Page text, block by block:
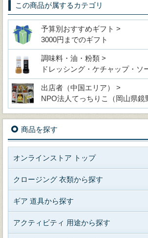
この商品が属するカテゴリ
予算別おすすめギフト >
3000円までのギフト
調味料・油・粉類 >
ドレッシング・ケチャップ・ソ
出店者（中国エリア） >
NPO法人てっちりこ（岡山県鏡
商品を探す
オンラインストア トップ
クロージング 衣類から探す
ギア 道具から探す
アクティビティ 用途から探す